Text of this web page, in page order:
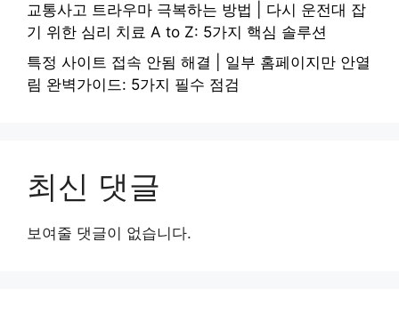
교통사고 트라우마 극복하는 방법 | 다시 운전대 잡
기 위한 심리 치료 A to Z: 5가지 핵심 솔루션
특정 사이트 접속 안됨 해결 | 일부 홈페이지만 안열
림 완벽가이드: 5가지 필수 점검
최신 댓글
보여줄 댓글이 없습니다.